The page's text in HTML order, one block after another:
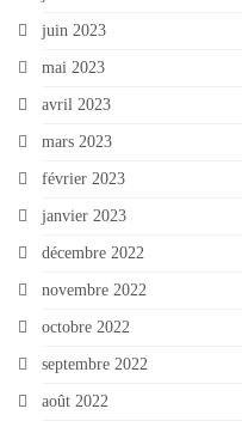
juin 2023
mai 2023
avril 2023
mars 2023
février 2023
janvier 2023
décembre 2022
novembre 2022
octobre 2022
septembre 2022
août 2022